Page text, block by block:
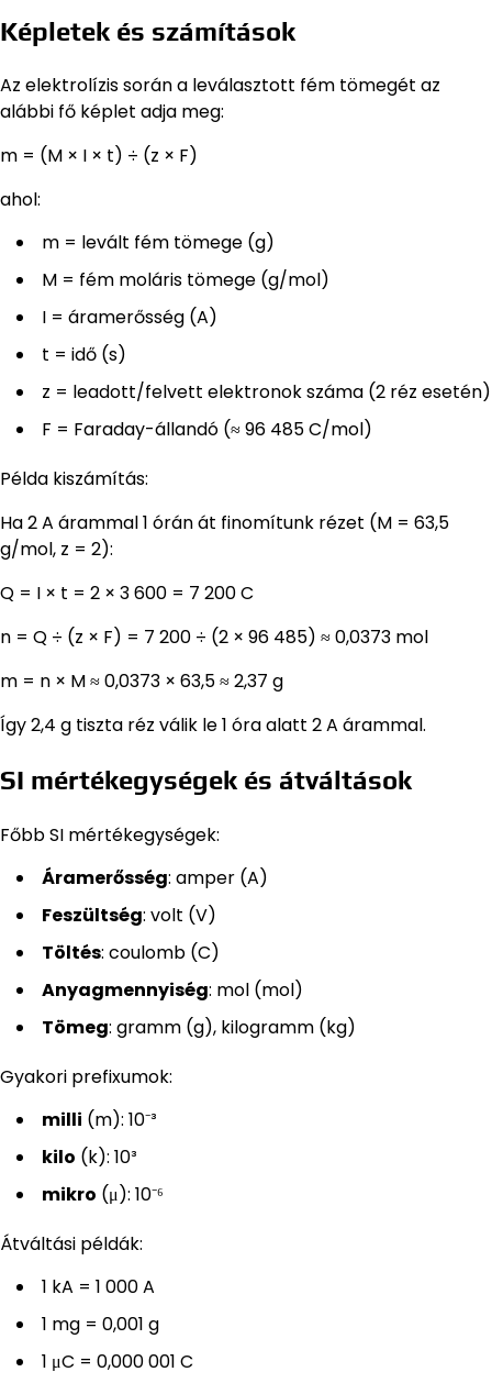
Képletek és számítások
Az elektrolízis során a leválasztott fém tömegét az
alábbi fő képlet adja meg:
m = (M × I × t) ÷ (z × F)
ahol:
m = levált fém tömege (g)
M = fém moláris tömege (g/mol)
I = áramerősség (A)
t = idő (s)
z = leadott/felvett elektronok száma (2 réz esetén)
F = Faraday-állandó (≈ 96 485 C/mol)
Példa kiszámítás:
Ha 2 A árammal 1 órán át finomítunk rézet (M = 63,5
g/mol, z = 2):
Q = I × t = 2 × 3 600 = 7 200 C
n = Q ÷ (z × F) = 7 200 ÷ (2 × 96 485) ≈ 0,0373 mol
m = n × M ≈ 0,0373 × 63,5 ≈ 2,37 g
Így 2,4 g tiszta réz válik le 1 óra alatt 2 A árammal.
SI mértékegységek és átváltások
Főbb SI mértékegységek:
Áramerősség: amper (A)
Feszültség: volt (V)
Töltés: coulomb (C)
Anyagmennyiség: mol (mol)
Tömeg: gramm (g), kilogramm (kg)
Gyakori prefixumok:
milli (m): 10⁻³
kilo (k): 10³
mikro (μ): 10⁻⁶
Átváltási példák:
1 kA = 1 000 A
1 mg = 0,001 g
1 μC = 0,000 001 C